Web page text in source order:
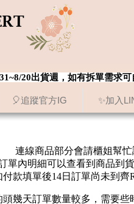
🎈追蹤官方IG ✨加入
20出貨週，如有拆單需求